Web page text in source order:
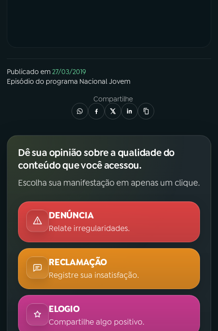
Publicado em27/03/2019
Episódio do programa Nacional Jovem
Compartilhe
Dê sua opinião sobre a qualidade do
conteúdo que você acessou.
Escolha sua manifestação em apenas um clique.
DENÚNCIA
Relate irregularidades.
RECLAMAÇÃO
Registre sua insatisfação.
ELOGIO
Compartilhe algo positivo.